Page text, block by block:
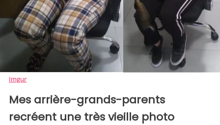
Imgur
Mes arrière-grands-parents
recréent une très vieille photo